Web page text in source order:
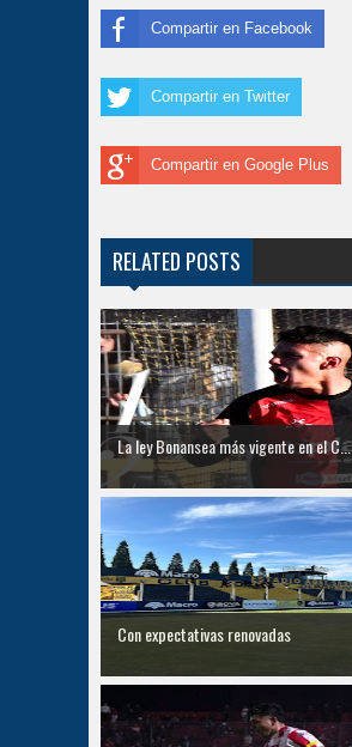
Compartir en Facebook
Compartir en Twitter
Compartir en Google Plus
RELATED POSTS
La ley Bonansea más vigente en el C...
Con expectativas renovadas